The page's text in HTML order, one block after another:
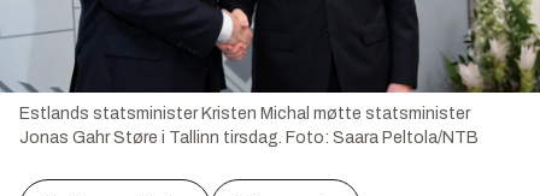
Estlands statsminister Kristen Michal møtte statsminister
Jonas Gahr Støre i Tallinn tirsdag. Foto: Saara Peltola/NTB